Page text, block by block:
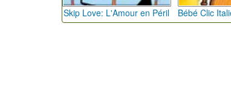
Skip Love: L'Amour en Péril